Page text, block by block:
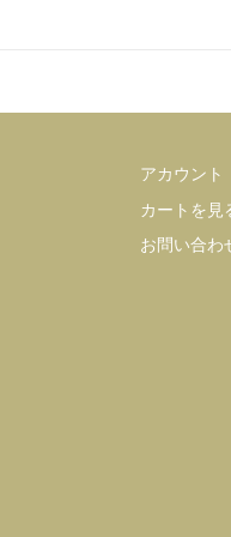
アカウント
カートを見
お問い合わ